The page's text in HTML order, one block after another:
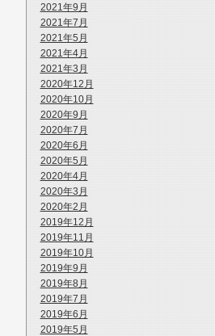
2021年9月
2021年7月
2021年5月
2021年4月
2021年3月
2020年12月
2020年10月
2020年9月
2020年7月
2020年6月
2020年5月
2020年4月
2020年3月
2020年2月
2019年12月
2019年11月
2019年10月
2019年9月
2019年8月
2019年7月
2019年6月
2019年5月